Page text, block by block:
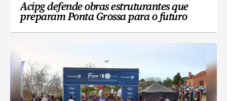
Acipg defende obras estruturantes que
preparam Ponta Grossa para o futuro